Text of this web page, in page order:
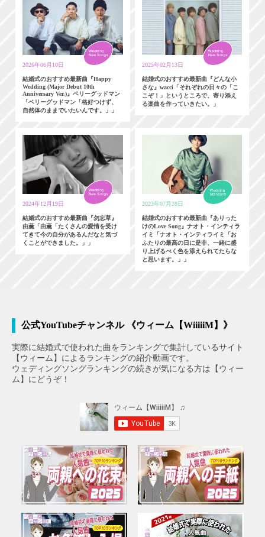
2026年06月10日
結婚式のおすすめ最新曲『Happy
Wedding (Major Debut 10th
Anniversary Ver.)』ベリーグッドマン
「ベリーグッドマン「格好つけず、
自然体のままでいたいんです。」」
2025年02月13日
結婚式のおすすめ最新曲『どんな小
さな』wacci「それぞれの日々の「こ
こぞ！」というところで、寄り添え
る楽曲を作っていきたい。」
2024年12月19日
結婚式のおすすめ最新曲『勿忘草』
由薫「由薫「たくさんの愛情を受け
てきて今の自分があるんだなと気づ
くことができました。」」
2023年07月28日
結婚式のおすすめ最新曲『ありった
けのLove Song』ナオト・インティラ
イミ「ナオト・インティライミ「お
ふたりの最高の日に是非、一緒に盛
り上げるべく色を添えられてたらな
と思います。」」
公式YouTubeチャンネル 《ウィーム【WiiiiiM】》
実際に結婚式で使われた曲をランキングで集計しているサイト
【ウィーム】によるランキングの紹介動画です。
ウェディングソングランキングの続きが気になる方は【ウィー
ム】にどうぞ！